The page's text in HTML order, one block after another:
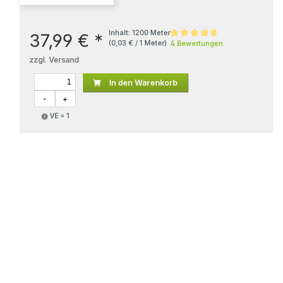
37,99 € *
zzgl. Versand
Inhalt: 1200 Meter
(0,03 € / 1 Meter) 4 Bewertungen
VE = 1
In den Warenkorb